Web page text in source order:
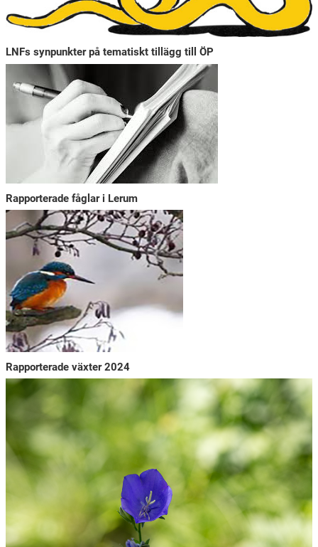
LNFs synpunkter på tematiskt tillägg till ÖP
Rapporterade fåglar i Lerum
Rapporterade växter 2024